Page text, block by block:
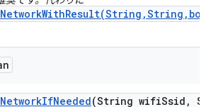
NetworkIfNeeded(String wifiSsid ,